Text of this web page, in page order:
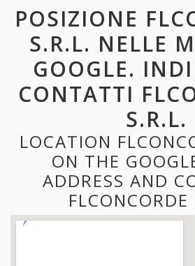
POSIZIONE
S.R.L. NELLE
GOOGLE.
CONTATTI
S.R.L.
LOCATION
ON THE
ADDRESS AND